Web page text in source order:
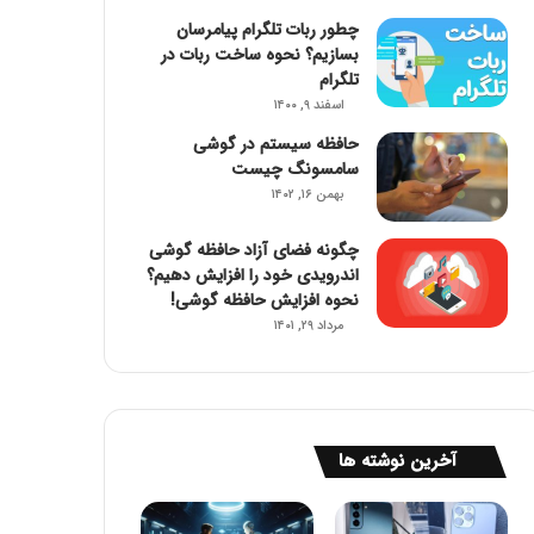
چطور ربات تلگرام پیامرسان
بسازیم؟ نحوه ساخت ربات در
تلگرام
اسفند ۹, ۱۴۰۰
حافظه سیستم در گوشی
سامسونگ چیست
بهمن ۱۶, ۱۴۰۲
چگونه فضای آزاد حافظه گوشی
اندرویدی خود را افزایش دهیم؟
نحوه افزایش حافظه گوشی!
مرداد ۲۹, ۱۴۰۱
آخرین نوشته ها